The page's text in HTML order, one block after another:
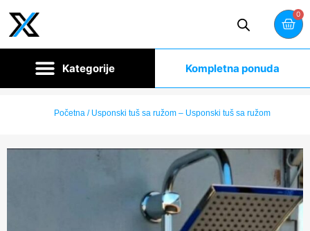
0
Kompletna ponuda
Početna/ Usponski tuš sa ružom – Usponski tuš sa ružom